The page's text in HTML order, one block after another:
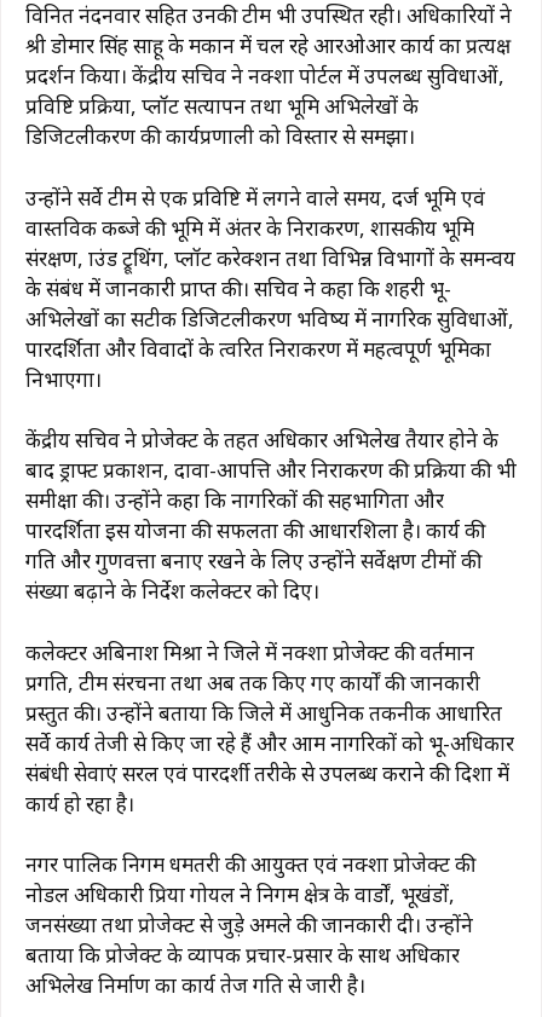
विनित नंदनवार सहित उनकी टीम भी उपस्थित रही। अधिकारियों ने
श्री डोमार सिंह साहू के मकान में चल रहे आरओआर कार्य का प्रत्यक्ष
प्रदर्शन किया। केंद्रीय सचिव ने नक्शा पोर्टल में उपलब्ध सुविधाओं,
प्रविष्टि प्रक्रिया, प्लॉट सत्यापन तथा भूमि अभिलेखों के
डिजिटलीकरण की कार्यप्रणाली को विस्तार से समझा।
उन्होंने सर्वे टीम से एक प्रविष्टि में लगने वाले समय, दर्ज भूमि एवं
वास्तविक कब्जे की भूमि में अंतर के निराकरण, शासकीय भूमि
संरक्षण, ग्राउंड ट्रूथिंग, प्लॉट करेक्शन तथा विभिन्न विभागों के समन्वय
के संबंध में जानकारी प्राप्त की। सचिव ने कहा कि शहरी भू-
अभिलेखों का सटीक डिजिटलीकरण भविष्य में नागरिक सुविधाओं,
पारदर्शिता और विवादों के त्वरित निराकरण में महत्वपूर्ण भूमिका
निभाएगा।
केंद्रीय सचिव ने प्रोजेक्ट के तहत अधिकार अभिलेख तैयार होने के
बाद ड्राफ्ट प्रकाशन, दावा-आपत्ति और निराकरण की प्रक्रिया की भी
समीक्षा की। उन्होंने कहा कि नागरिकों की सहभागिता और
पारदर्शिता इस योजना की सफलता की आधारशिला है। कार्य की
गति और गुणवत्ता बनाए रखने के लिए उन्होंने सर्वेक्षण टीमों की
संख्या बढ़ाने के निर्देश कलेक्टर को दिए।
कलेक्टर अबिनाश मिश्रा ने जिले में नक्शा प्रोजेक्ट की वर्तमान
प्रगति, टीम संरचना तथा अब तक किए गए कार्यों की जानकारी
प्रस्तुत की। उन्होंने बताया कि जिले में आधुनिक तकनीक आधारित
सर्वे कार्य तेजी से किए जा रहे हैं और आम नागरिकों को भू-अधिकार
संबंधी सेवाएं सरल एवं पारदर्शी तरीके से उपलब्ध कराने की दिशा में
कार्य हो रहा है।
नगर पालिक निगम धमतरी की आयुक्त एवं नक्शा प्रोजेक्ट की
नोडल अधिकारी प्रिया गोयल ने निगम क्षेत्र के वार्डों, भूखंडों,
जनसंख्या तथा प्रोजेक्ट से जुड़े अमले की जानकारी दी। उन्होंने
बताया कि प्रोजेक्ट के व्यापक प्रचार-प्रसार के साथ अधिकार
अभिलेख निर्माण का कार्य तेज गति से जारी है।